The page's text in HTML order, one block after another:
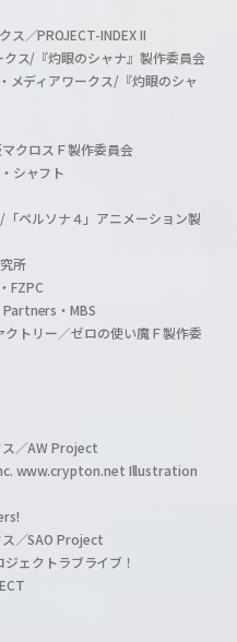
／PROJECT-INDEX II
ス/『灼眼のシャナ』製作委員会
ディアワークス/『灼眼のシャ
クロスＦ製作委員会
シャフト
ペルソナ４」アニメーション製
所
FZPC
・MBS
トリー／ゼロの使い魔Ｆ製作委
／AW Project
www.crypton.net Illustration
／SAO Project
ェクトラブライブ！